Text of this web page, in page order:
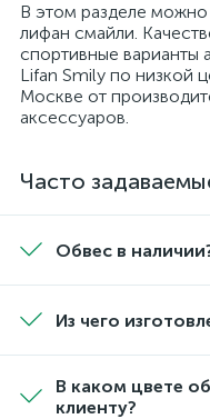
В этом разделе можно
лифан смайли.
спортивные варианты
Lifan Smily по низкой
Москве от
аксессуаров.
Часто
Обвес в
Из чего
В каком цвете
клиенту?